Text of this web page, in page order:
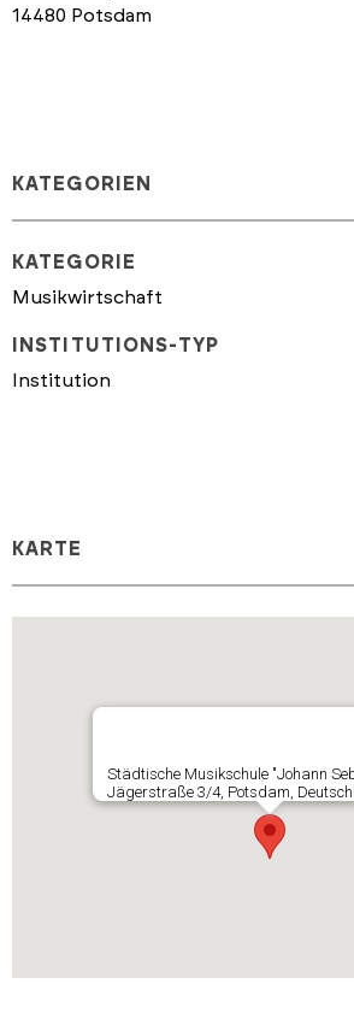
14480 Potsdam
KATEGORIEN
KATEGORIE
Musikwirtschaft
INSTITUTIONS-TYP
Institution
KARTE
Städtische Musikschule "Johann
Jägerstraße 3/4, Potsdam,